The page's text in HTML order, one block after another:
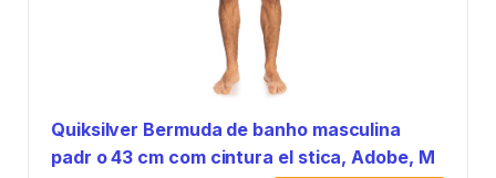
Quiksilver Bermuda de banho masculina
padr o 43 cm com cintura el stica, Adobe, M